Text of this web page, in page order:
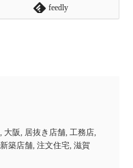
feedly
, 大阪, 居抜き店舗, 工務店,
新築店舗, 注文住宅, 滋賀